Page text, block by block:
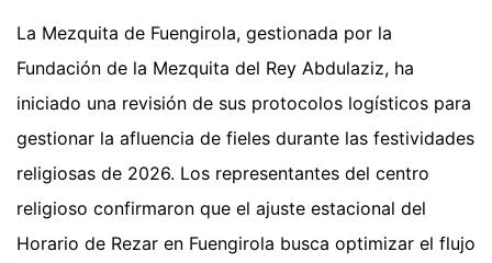
La Mezquita de Fuengirola, gestionada por la
Fundación de la Mezquita del Rey Abdulaziz, ha
iniciado una revisión de sus protocolos logísticos para
gestionar la afluencia de fieles durante las festividades
religiosas de 2026. Los representantes del centro
religioso confirmaron que el ajuste estacional del
Horario de Rezar en Fuengirola busca optimizar el flujo